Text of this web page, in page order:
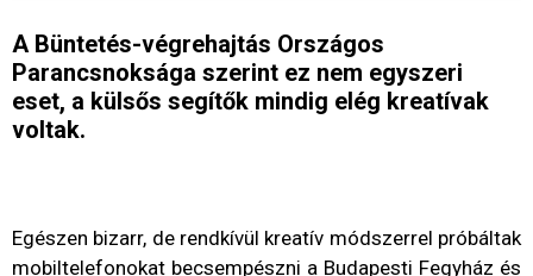
A Büntetés-végrehajtás Országos
Parancsnoksága szerint ez nem egyszeri
eset, a külsős segítők mindig elég kreatívak
voltak.
Egészen bizarr, de rendkívül kreatív módszerrel próbáltak
mobiltelefonokat becsempészni a Budapesti Fegyház és